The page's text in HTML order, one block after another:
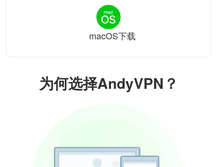
为何选择AndyVPN？
macOS下载